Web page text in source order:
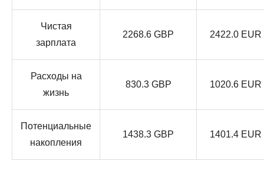
Чистая
зарплата
2268.6 GBP 2422.0 EUR
Расходы на
жизнь
830.3 GBP 1020.6 EUR
Потенциальные
накопления
1438.3 GBP 1401.4 EUR